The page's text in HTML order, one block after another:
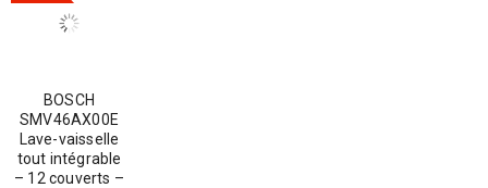
BOSCH
SMV46AX00E
Lave-vaisselle
tout intégrable
– 12 couverts –